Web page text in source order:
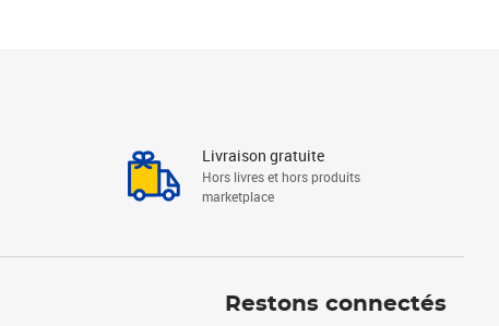
Livraison gratuite
Hors livres et hors produits
marketplace
Restons connectés